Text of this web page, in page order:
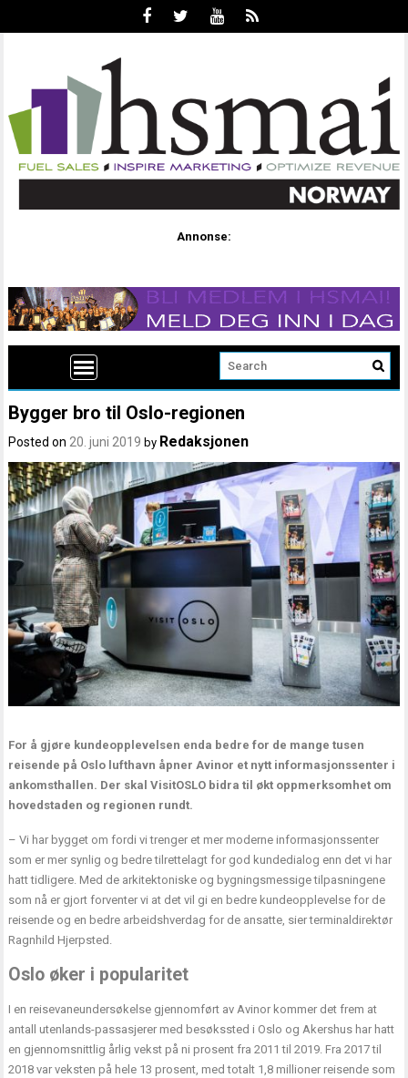
Annonse:
Bygger bro til Oslo-regionen
Posted on20. juni 2019 by Redaksjonen
For å gjøre kundeopplevelsen enda bedre for de mange tusen
reisende på Oslo lufthavn åpner Avinor et nytt informasjonssenter i
ankomsthallen. Der skal VisitOSLO bidra til økt oppmerksomhet om
hovedstaden og regionen rundt.
– Vi har bygget om fordi vi trenger et mer moderne informasjonssenter
som er mer synlig og bedre tilrettelagt for god kundedialog enn det vi har
hatt tidligere. Med de arkitektoniske og bygningsmessige tilpasningene
som nå er gjort forventer vi at det vil gi en bedre kundeopplevelse for de
reisende og en bedre arbeidshverdag for de ansatte, sier terminaldirektør
Ragnhild Hjerpsted.
Oslo øker i popularitet
I en reisevaneundersøkelse gjennomført av Avinor kommer det frem at
antall utenlands-passasjerer med besøkssted i Oslo og Akershus har hatt
en gjennomsnittlig årlig vekst på ni prosent fra 2011 til 2019. Fra 2017 til
2018 var veksten på hele 13 prosent, med totalt 1,8 millioner reisende som